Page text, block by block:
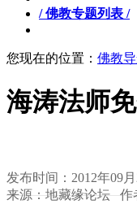
/ 佛教专题列表 /
您现在的位置： 佛教
海涛法师
发布时间：2012年09月
来源：地藏缘论坛 作